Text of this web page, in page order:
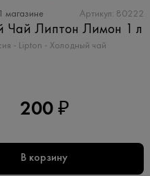
магазине Артикул: 80222
Чай Липтон Лимон 1 л
- Lipton - Холодный чай
200 ₽
В корзину